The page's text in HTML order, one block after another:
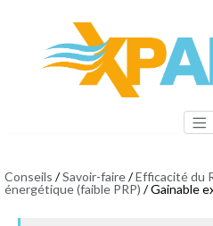
Conseils /Savoir-faire/Efficacité du
énergétique (faible PRP) / Gainable